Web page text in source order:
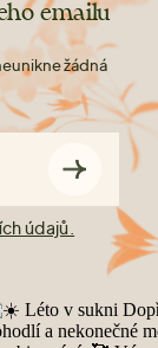
emailu
žádná
údajů.